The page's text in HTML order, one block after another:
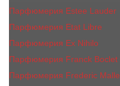
Парфюмерия Estee Lаudеr
Парфюмерия Etat Libre
Парфюмерия Ex Nihilo
Парфюмерия Franck Boclet
Парфюмерия Frеderic Mаlle